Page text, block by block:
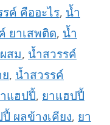
ค์ คืออะไร, น้ำ
ยาเสพติด, น้ำ
สม, น้ำสวรรค์
, น้ำสวรรค์
แฮปปี้, ยาแฮปปี้
ผลข้างเคียง, ยา